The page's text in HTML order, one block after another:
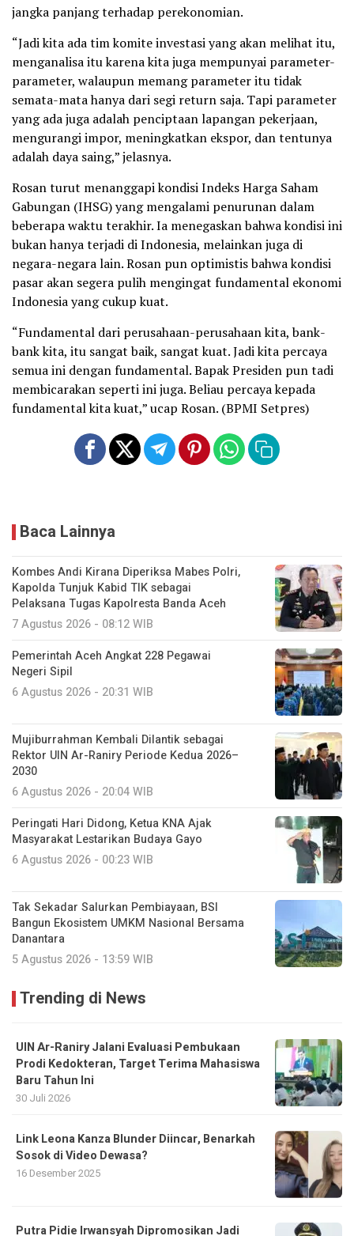
jangka panjang terhadap perekonomian.
“Jadi kita ada tim komite investasi yang akan melihat itu,
menganalisa itu karena kita juga mempunyai parameter-
parameter, walaupun memang parameter itu tidak
semata-mata hanya dari segi return saja. Tapi parameter
yang ada juga adalah penciptaan lapangan pekerjaan,
mengurangi impor, meningkatkan ekspor, dan tentunya
adalah daya saing,” jelasnya.
Rosan turut menanggapi kondisi Indeks Harga Saham
Gabungan (IHSG) yang mengalami penurunan dalam
beberapa waktu terakhir. Ia menegaskan bahwa kondisi ini
bukan hanya terjadi di Indonesia, melainkan juga di
negara-negara lain. Rosan pun optimistis bahwa kondisi
pasar akan segera pulih mengingat fundamental ekonomi
Indonesia yang cukup kuat.
“Fundamental dari perusahaan-perusahaan kita, bank-
bank kita, itu sangat baik, sangat kuat. Jadi kita percaya
semua ini dengan fundamental. Bapak Presiden pun tadi
membicarakan seperti ini juga. Beliau percaya kepada
fundamental kita kuat,” ucap Rosan. (BPMI Setpres)
Baca Lainnya
Kombes Andi Kirana Diperiksa Mabes Polri,
Kapolda Tunjuk Kabid TIK sebagai
Pelaksana Tugas Kapolresta Banda Aceh
7 Agustus 2026 - 08:12 WIB
Pemerintah Aceh Angkat 228 Pegawai
Negeri Sipil
6 Agustus 2026 - 20:31 WIB
Mujiburrahman Kembali Dilantik sebagai
Rektor UIN Ar-Raniry Periode Kedua 2026–
2030
6 Agustus 2026 - 20:04 WIB
Peringati Hari Didong, Ketua KNA Ajak
Masyarakat Lestarikan Budaya Gayo
6 Agustus 2026 - 00:23 WIB
Tak Sekadar Salurkan Pembiayaan, BSI
Bangun Ekosistem UMKM Nasional Bersama
Danantara
5 Agustus 2026 - 13:59 WIB
Trending di News
UIN Ar-Raniry Jalani Evaluasi Pembukaan
Prodi Kedokteran, Target Terima Mahasiswa
Baru Tahun Ini
30 Juli 2026
Link Leona Kanza Blunder Diincar, Benarkah
Sosok di Video Dewasa?
16 Desember 2025
Putra Pidie Irwansyah Dipromosikan Jadi